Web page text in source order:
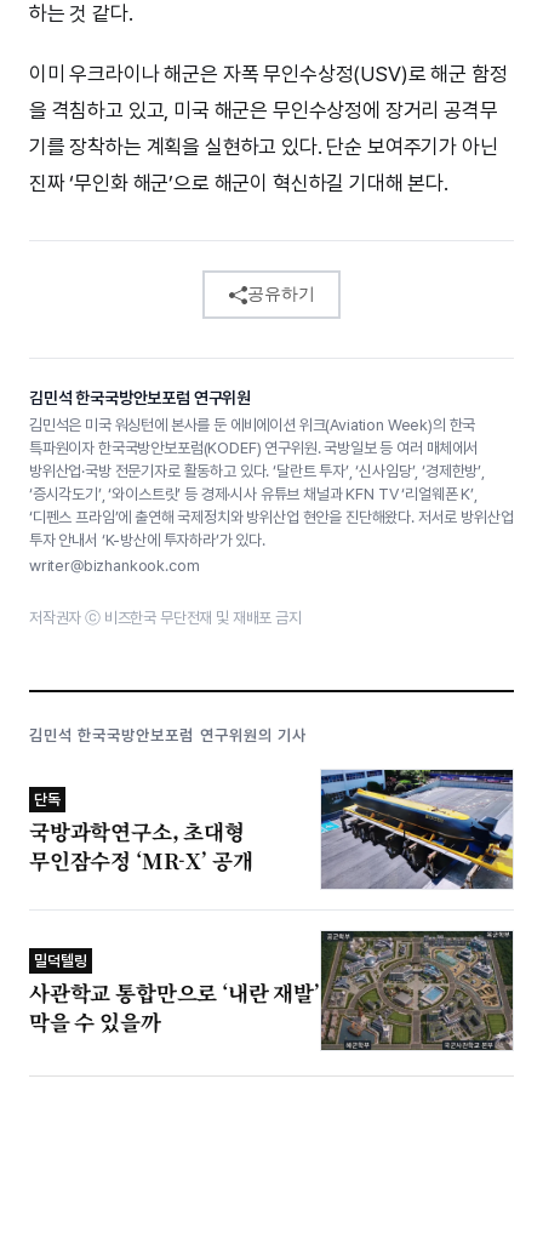
하는 것 같다.
이미 우크라이나 해군은 자폭 무인수상정(USV)로 해군 함정
을 격침하고 있고, 미국 해군은 무인수상정에 장거리 공격무
기를 장착하는 계획을 실현하고 있다. 단순 보여주기가 아닌
진짜 ‘무인화 해군’으로 해군이 혁신하길 기대해 본다.
공유하기
김민석 한국국방안보포럼 연구위원
김민석은 미국 워싱턴에 본사를 둔 에비에이션 위크(Aviation Week)의 한국
특파원이자 한국국방안보포럼(KODEF) 연구위원. 국방일보 등 여러 매체에서
방위산업·국방 전문기자로 활동하고 있다. ‘달란트 투자’, ‘신사임당’, ‘경제한방’,
‘증시각도기’, ‘와이스트릿’ 등 경제·시사 유튜브 채널과 KFN TV ‘리얼웨폰 K’,
‘디펜스 프라임’에 출연해 국제정치와 방위산업 현안을 진단해왔다. 저서로 방위산업
투자 안내서 ‘K-방산에 투자하라’가 있다.
writer@bizhankook.com
저작권자 ⓒ 비즈한국 무단전재 및 재배포 금지
김민석 한국국방안보포럼 연구위원의 기사
단독
국방과학연구소, 초대형
무인잠수정 ‘MR-X’ 공개
밀덕텔링
사관학교 통합만으로 ‘내란 재발’
막을 수 있을까